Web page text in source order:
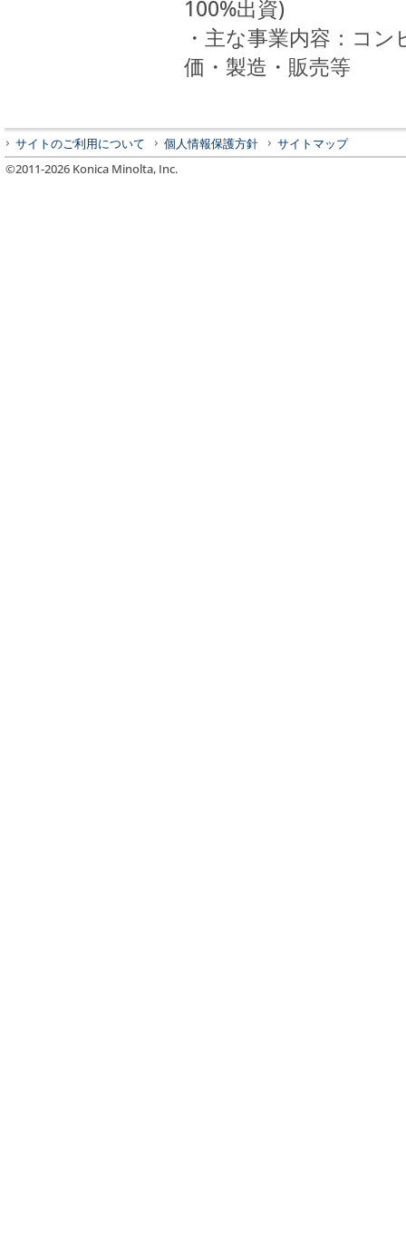
100%出資)
・主な事業内容：コ
価・製造・販売等
サイトのご利用について 個人情報保護方針
サイトマップ
©2011-2026 Konica Minolta, Inc.